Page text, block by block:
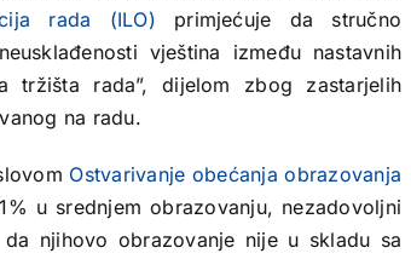
rada (ILO) primjećuje da stručno
vještina između nastavnih
tržišta rada”, dijelom zbog zastarjelih
na radu.
Ostvarivanje obećanja obrazovanja
u srednjem obrazovanju, nezadovoljni
njihovo obrazovanje nije u skladu sa